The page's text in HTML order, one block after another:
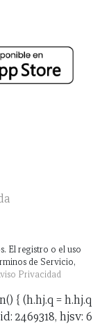
El registro o el uso
de Servicio,
Privacidad
{ (h.hj.q = h.hj.q
2469318, hjsv: 6